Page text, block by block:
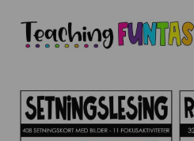
Hopp
til
Hopp
til
MIN KONTO